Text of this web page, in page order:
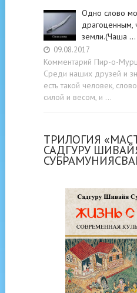
Одно слово
драгоценным,
земли.(Чаша …
09.08.2017
Комментарий Пир-о-
Среди наших друзей и
есть такой человек,
силой и весом, и …
ТРИЛОГИЯ
САДГУРУ